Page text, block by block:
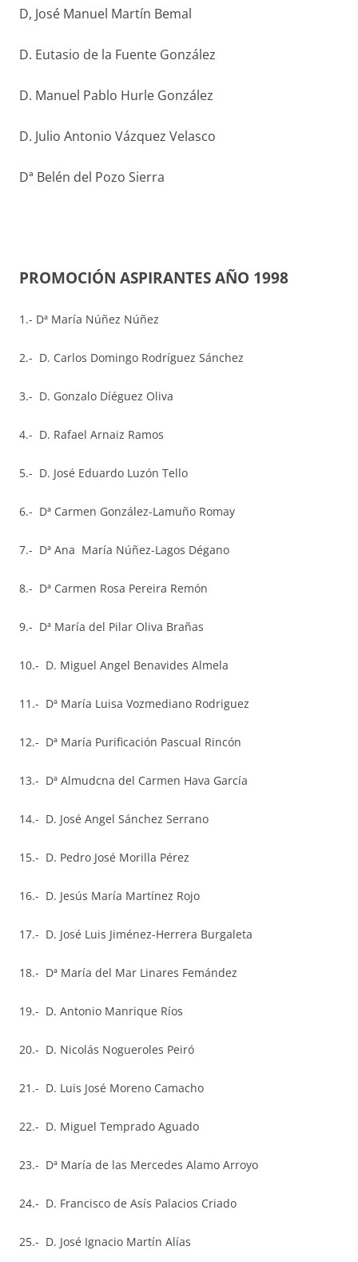
D, José Manuel Martín Bemal
D. Eutasio de la Fuente González
D. Manuel Pablo Hurle González
D. Julio Antonio Vázquez Velasco
Dª Belén del Pozo Sierra
PROMOCIÓN ASPIRANTES AÑO 1998
1.- Dª María Núñez Núñez
2.- D. Carlos Domingo Rodríguez Sánchez
3.- D. Gonzalo Díéguez Oliva
4.- D. Rafael Arnaiz Ramos
5.- D. José Eduardo Luzón Tello
6.- Dª Carmen González-Lamuño Romay
7.- Dª Ana María Núñez-Lagos Dégano
8.- Dª Carmen Rosa Pereira Remón
9.- Dª María del Pilar Oliva Brañas
10.- D. Miguel Angel Benavides Almela
11.- Dª María Luisa Vozmediano Rodriguez
12.- Dª María Purificación Pascual Rincón
13.- Dª Almudcna del Carmen Hava García
14.- D. José Angel Sánchez Serrano
15.- D. Pedro José Morilla Pérez
16.- D. Jesús María Martínez Rojo
17.- D. José Luis Jiménez-Herrera Burgaleta
18.- Dª María del Mar Linares Femández
19.- D. Antonio Manrique Ríos
20.- D. Nicolás Nogueroles Peiró
21.- D. Luis José Moreno Camacho
22.- D. Miguel Temprado Aguado
23.- Dª María de las Mercedes Alamo Arroyo
24.- D. Francisco de Asís Palacios Criado
25.- D. José Ignacio Martín Alías